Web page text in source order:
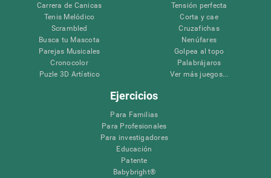
Carrera de Canicas
Tenis Melódico
Scrambled
Busca tu Mascota
Parejas Musicales
Cronocolor
Puzle 3D Artístico
Tensión perfecta
Corta y cae
Cruzafichas
Nenúfares
Golpea al topo
Palabrájaros
Ver más juegos...
Ejercicios
Para Familias
Para Profesionales
Para investigadores
Educación
Patente
Babybright®